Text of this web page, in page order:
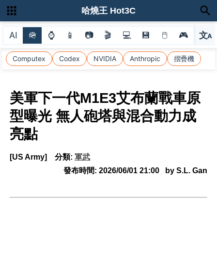
AI 🪖 ⌚ 📱 📷 🎬 💻 💾 🖱 🎮 文A
選
Computex Codex NVIDIA Anthropic 摺疊機
哈燒王 Hot3C
美軍下一代M1E3艾布蘭戰車原
型曝光 無人砲塔與混合動力成
亮點
[US Army] 分類: 軍武
發布時間: 2026/06/01 21:00 by S.L. Gan